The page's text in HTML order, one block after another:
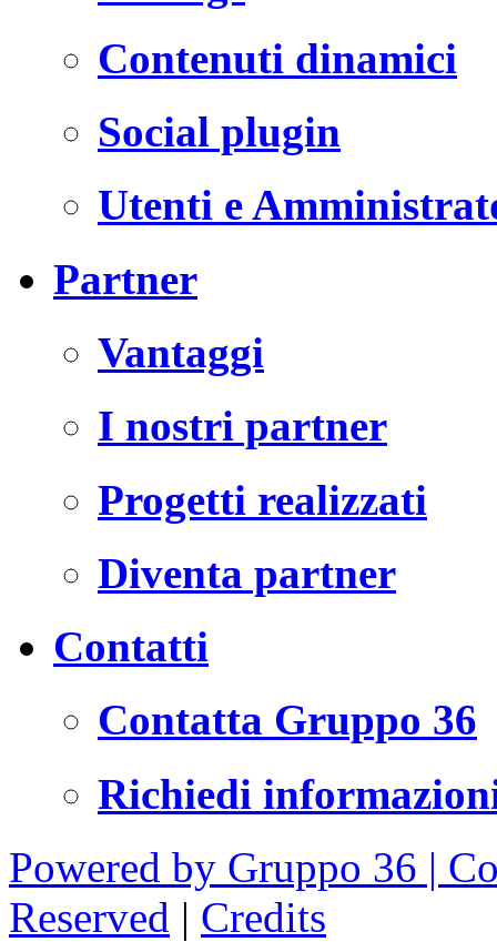
Contenuti dinamici
Social plugin
Utenti e
Partner
Vantaggi
I nostri partner
Progetti realizzati
Diventa partner
Contatti
Contatta Gruppo 36
Richiedi
Powered by Gruppo 36 |
Reserved | Credits